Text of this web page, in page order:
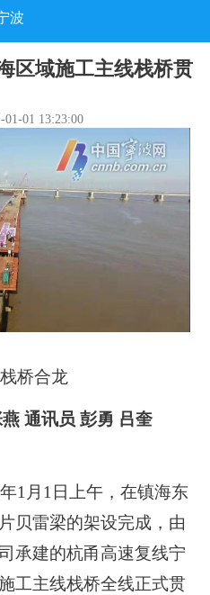
波
区域施工主线栈桥贯
01-01 13:23:00
合龙
通讯员 彭勇 吕奎
月1日上午，在镇海东
贝雷梁的架设完成，由
承建的杭甬高速复线宁
工主线栈桥全线正式贯